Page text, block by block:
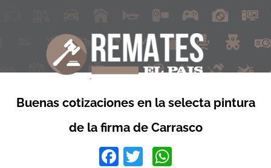
Buenas cotizaciones en la selecta pintura
de la firma de Carrasco
Facebook
Twitter